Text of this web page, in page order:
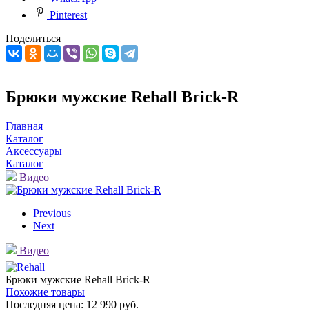
Pinterest
Поделиться
Брюки мужские Rehall Brick-R
Главная
Каталог
Аксессуары
Каталог
Видео
Previous
Next
Видео
Брюки мужские Rehall Brick-R
Похожие товары
Последняя цена: 12 990 руб.